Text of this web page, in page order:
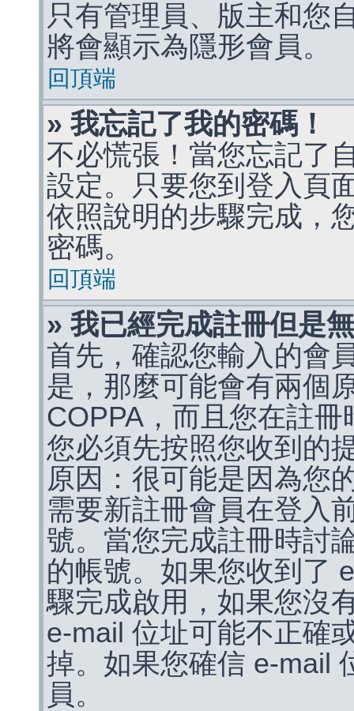
只有管理員、版主和您
將會顯示為隱形會員。
回頂端
» 我忘記了我的密碼！
不必慌張！當您忘記了
設定。只要您到登入頁
依照說明的步驟完成，
密碼。
回頂端
» 我已經完成註冊但是
首先，確認您輸入的會
是，那麼可能會有兩個
COPPA，而且您在註
您必須先按照您收到的
原因：很可能是因為您
需要新註冊會員在登入
號。當您完成註冊時討
的帳號。如果您收到了
驟完成啟用，如果您沒
e-mail 位址可能不正確
掉。如果您確信 e-mail
員。